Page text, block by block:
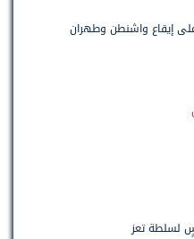
إيقاع واشنطن وطهران
لسلطة تعز